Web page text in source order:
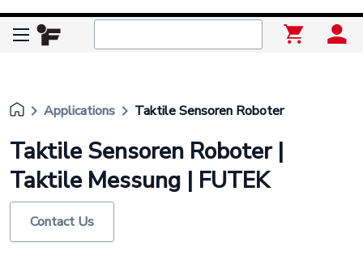
keyboard_arrow_right Applications keyboard_arrow_right Taktile Sensoren Roboter
Taktile Sensoren Roboter |
Taktile Messung | FUTEK
Contact Us